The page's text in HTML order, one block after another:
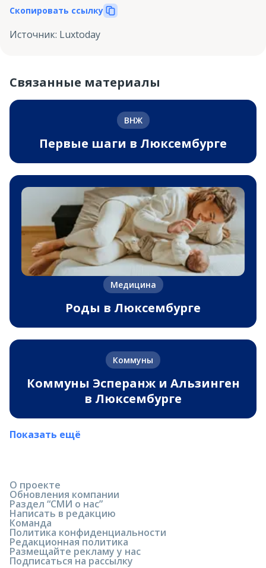
Скопировать ссылку
Источник: Luxtoday
Связанные материалы
ВНЖ
Первые шаги в Люксембурге
Медицина
Роды в Люксембурге
Коммуны
Коммуны Эсперанж и Альзинген
в Люксембурге
Показать ещё
О проекте
Обновления компании
Раздел “СМИ о нас”
Написать в редакцию
Команда
Политика конфиденциальности
Редакционная политика
Размещайте рекламу у нас
Подписаться на рассылку